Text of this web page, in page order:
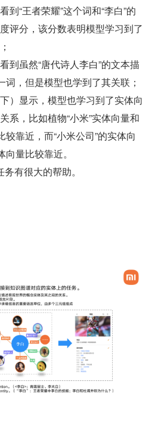
到“王者荣耀”这个词和“李白”的
评分，该分数表明模型学习到了
到虽然“唐代诗人李白”的文本描
词，但是模型也学到了其关联；
）显示，模型也学习到了实体向
系，比如植物“小米”实体向量和
较靠近，而“小米公司”的实体向
向量比较靠近。
有很大的帮助。